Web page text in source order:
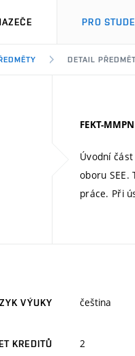
PRO
DETAIL
FEKT-MMPN
Úvodní
oboru
práce. Při
VÝUKY čeština
KREDITŮ 2